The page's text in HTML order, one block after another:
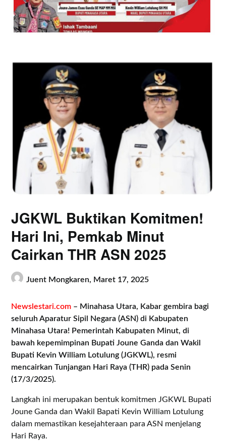
JGKWL Buktikan Komitmen!
Hari Ini, Pemkab Minut
Cairkan THR ASN 2025
Juent Mongkaren, Maret 17, 2025
Newslestari.com – Minahasa Utara, Kabar gembira bagi
seluruh Aparatur Sipil Negara (ASN) di Kabupaten
Minahasa Utara! Pemerintah Kabupaten Minut, di
bawah kepemimpinan Bupati Joune Ganda dan Wakil
Bupati Kevin William Lotulung (JGKWL), resmi
mencairkan Tunjangan Hari Raya (THR) pada Senin
(17/3/2025).
Langkah ini merupakan bentuk komitmen JGKWL Bupati
Joune Ganda dan Wakil Bapati Kevin William Lotulung
dalam memastikan kesejahteraan para ASN menjelang
Hari Raya.